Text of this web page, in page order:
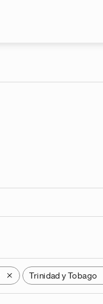
X Trinidad y Tobago